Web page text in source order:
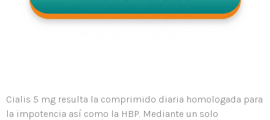
Cialis 5 mg resulta la comprimido diaria homologada para
la impotencia así como la HBP. Mediante un solo